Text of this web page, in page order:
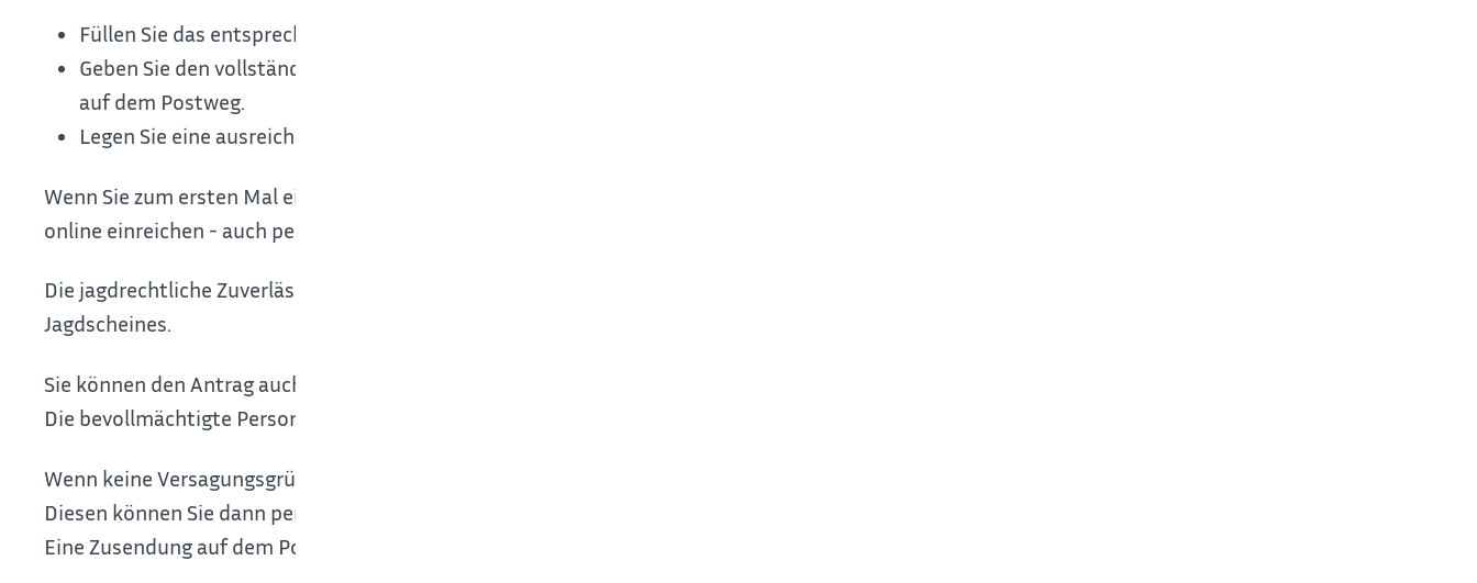
Füllen Sie das entsprechende Antragsformular aus.
Geben Sie den vollständig ausgefüllten und unterschriebenen Antrag bei Ihrer unteren Jagdbehörde ab beziehungsweise übersenden Sie diesen
auf dem Postweg.
Legen Sie eine ausreichende Jagdhaftpflichtversicherung bei.
Wenn Sie zum ersten Mal einen Jagdschein beantragen, können sie - sofern Sie den Antrag nicht auf dem Postweg oder
online einreichen - auch persönlich bei der zuständigen Stelle erscheinen.
Die jagdrechtliche Zuverlässigkeit und persönliche Eignung prüft die ausstellende Behörde vor der Erteilung des
Jagdscheines.
Sie können den Antrag auch durch eine andere Person mit einer Vollmacht stellen.
Die bevollmächtigte Person muss dann sowohl Ihren als auch den eigenen Ausweis der zuständigen Stelle vorlegen.
Wenn keine Versagungsgründe bestehen, stellt die untere Jagdbehörde den Jagdschein aus.
Diesen können Sie dann persönlich abholen oder durch eine bevollmächtige Person abholen lassen.
Eine Zusendung auf dem Postweg ist ebenfalls möglich.